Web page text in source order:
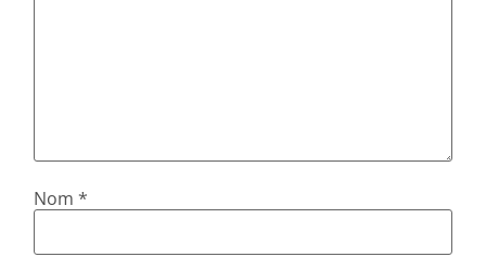
Nom*